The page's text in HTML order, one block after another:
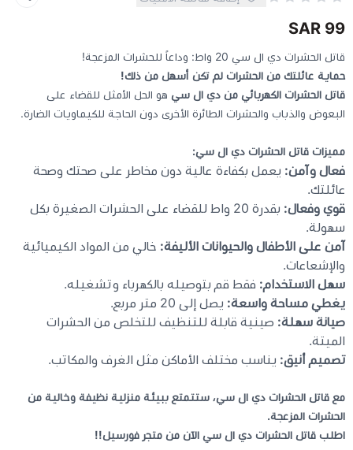
الكابلات والمحولات
أجهزة الشبكة والراوترات
وصلات الوسائط و موزع يو اس بي Hub
99 SAR
قاتل الحشرات دي ال سي 20 واط: وداعاً للحشرات المزعجة!
حماية عائلتك من الحشرات لم تكن أسهل من ذلك!
قاتل الحشرات الكهربائي من دي ال سيهو الحل الأمثل للقضاء على
البعوض والذباب والحشرات الطائرة الأخرى دون الحاجة للكيماويات الضارة.
مميزات قاتل الحشرات دي ال سي:
فعال وآمن:يعمل بكفاءة عالية دون مخاطر على صحتك وصحة
عائلتك.
قوي وفعال:
بقدرة 20 واط للقضاء على الحشرات الصغيرة بكل
سهولة.
آمن على الأطفال والحيوانات الأليفة:خالي من المواد الكيميائية
والإشعاعات.
سهل الاستخدام:فقط قم بتوصيله بالكهرباء وتشغيله.
يغطي مساحة واسعة:يصل إلى 20 متر مربع.
صيانة سهلة:صينية قابلة للتنظيف للتخلص من الحشرات
الميتة.
تصميم أنيق:يناسب مختلف الأماكن مثل الغرف والمكاتب.
مع قاتل الحشرات دي ال سي، ستتمتع ببيئة منزلية نظيفة وخالية من
الحشرات المزعجة.
اطلب قاتل الحشرات دي ال سي الآن من متجر فورسيل!!